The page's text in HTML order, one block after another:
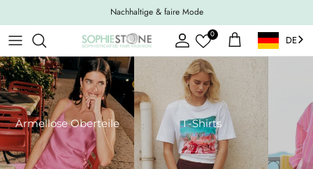
Nachhaltige & faire Mode
Konto
0
Einkaufswagen DE
Ärmellose Oberteile T-Shirts